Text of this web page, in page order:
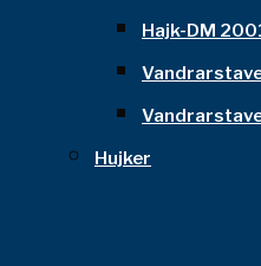
Hajk-DM
Hujker